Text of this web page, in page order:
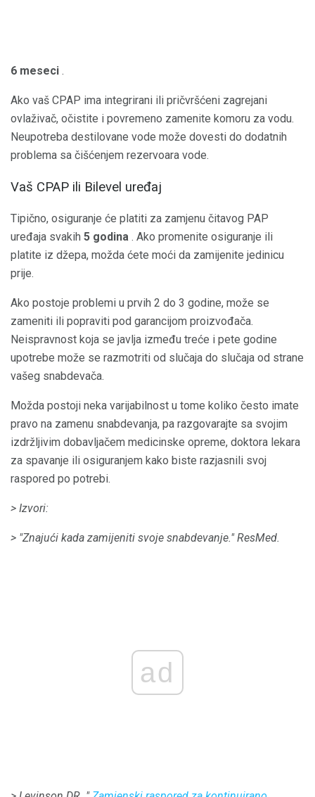
6 meseci .
Ako vaš CPAP ima integrirani ili pričvršćeni zagrejani
ovlaživač, očistite i povremeno zamenite komoru za vodu.
Neupotreba destilovane vode može dovesti do dodatnih
problema sa čišćenjem rezervoara vode.
Vaš CPAP ili Bilevel uređaj
Tipično, osiguranje će platiti za zamjenu čitavog PAP
uređaja svakih 5 godina . Ako promenite osiguranje ili
platite iz džepa, možda ćete moći da zamijenite jedinicu
prije.
Ako postoje problemi u prvih 2 do 3 godine, može se
zameniti ili popraviti pod garancijom proizvođača.
Neispravnost koja se javlja između treće i pete godine
upotrebe može se razmotriti od slučaja do slučaja od strane
vašeg snabdevača.
Možda postoji neka varijabilnost u tome koliko često imate
pravo na zamenu snabdevanja, pa razgovarajte sa svojim
izdržljivim dobavljačem medicinske opreme, doktora lekara
za spavanje ili osiguranjem kako biste razjasnili svoj
raspored po potrebi.
> Izvori:
> "Znajući kada zamijeniti svoje snabdevanje." ResMed.
ad